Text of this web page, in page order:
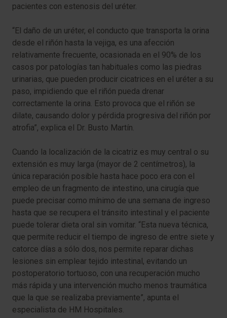
pacientes con estenosis del uréter.
“El daño de un uréter, el conducto que transporta la orina
desde el riñón hasta la vejiga, es una afección
relativamente frecuente, ocasionada en el 90% de los
casos por patologías tan habituales como las piedras
urinarias, que pueden producir cicatrices en el uréter a su
paso, impidiendo que el riñón pueda drenar
correctamente la orina. Esto provoca que el riñón se
dilate, causando dolor y pérdida progresiva del riñón por
atrofia”, explica el Dr. Busto Martín.
Cuando la localización de la cicatriz es muy central o su
extensión es muy larga (mayor de 2 centímetros), la
única reparación posible hasta hace poco era con el
empleo de un fragmento de intestino, una cirugía que
puede precisar como mínimo de una semana de ingreso
hasta que se recupera el tránsito intestinal y el paciente
puede tolerar dieta oral sin vomitar. “Esta nueva técnica,
que permite reducir el tiempo de ingreso de entre siete y
catorce días a sólo dos, nos permite reparar dichas
lesiones sin emplear tejido intestinal, evitando un
postoperatorio tortuoso, con una recuperación mucho
más rápida y una intervención mucho menos traumática
que la que se realizaba previamente”, apunta el
especialista de HM Hospitales.